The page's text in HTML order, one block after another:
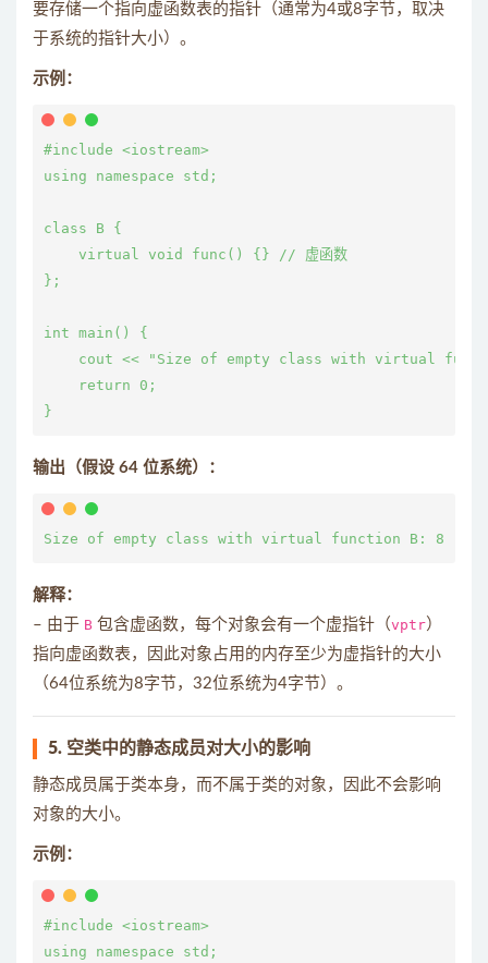
要存储一个指向虚函数表的指针（通常为4或8字节，取决
于系统的指针大小）。
示例：
#include <iostream>
using namespace std;
class B {
    virtual void func() {} // 虚函数
};
int main() {
cout << "Size of empty class with virtual
    return 0;
输出（假设 64 位系统）：
解释：
– 由于 B 包含虚函数，每个对象会有一个虚指针（vptr）
指向虚函数表，因此对象占用的内存至少为虚指针的大小
（64位系统为8字节，32位系统为4字节）。
5. 空类中的静态成员对大小的影响
静态成员属于类本身，而不属于类的对象，因此不会影响
对象的大小。
示例：
#include <iostream>
using namespace std;